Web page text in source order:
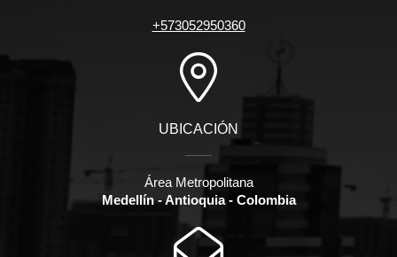
+573052950360
UBICACIÓN
Área Metropolitana
Medellín - Antioquia - Colombia